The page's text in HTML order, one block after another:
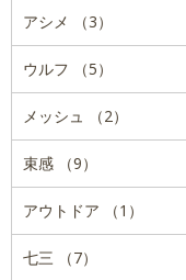
アシメ （3）
ウルフ （5）
メッシュ （2）
束感 （9）
アウトドア （1）
七三 （7）